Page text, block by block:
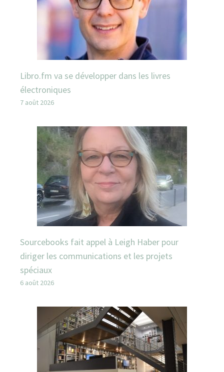
Libro.fm va se développer dans les livres
électroniques
7 août 2026
Sourcebooks fait appel à Leigh Haber pour
diriger les communications et les projets
spéciaux
6 août 2026